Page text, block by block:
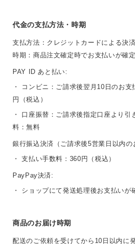
代金の支払方法・時期
支払方法：クレジットカードによる決
時期：商品注文確定時でお支払いが確定
PAY ID あと払い:
・ コンビニ：ご請求後翌月10日のお
円（税込）
・ 口座振替：ご請求後指定口座より引
料：無料
銀行振込決済（ご請求後5営業日以内の
・ 支払い手数料：360円（税込）
PayPay決済:
・ ショップにて発送処理後お支払いが
商品のお届け時期
配送のご依頼を受けてから10日以内に